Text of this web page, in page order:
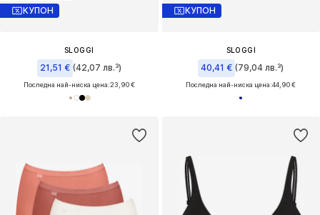
КУПОН
SLOGGI
21,51 € (42,07 лв.³)
Последна най-ниска цена:23,90 €
КУПОН
SLOGGI
40,41 € (79,04 лв.³)
Последна най-ниска цена:44,90 €